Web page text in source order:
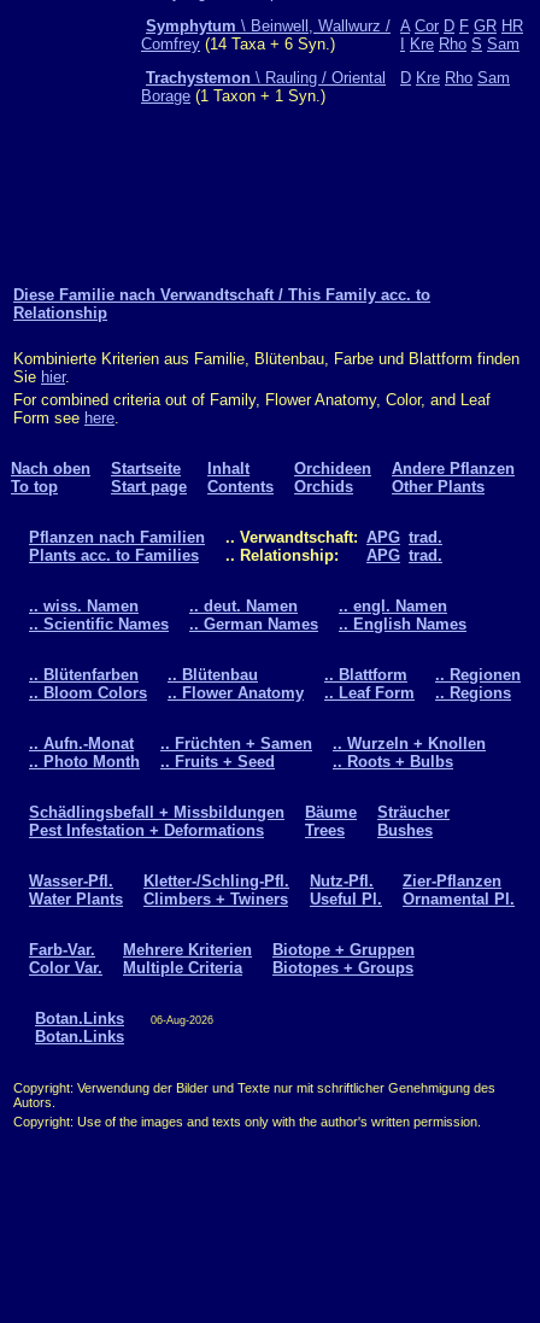
Symphytum \ Beinwell, Wallwurz /
Comfrey (14 Taxa + 6 Syn.)
A Cor D F GR HR
Kre Rho S Sam
Trachystemon \ Rauling / Oriental
Borage (1 Taxon + 1 Syn.)
D Kre Rho Sam
Diese Familie nach Verwandtschaft / This Family acc. to
Relationship
Kombinierte Kriterien aus Familie, Blütenbau, Farbe und Blattform finden
Sie hier.
For combined criteria out of Family, Flower Anatomy, Color, and Leaf
Form see here.
Nach oben
To top
Startseite
Start page
Inhalt
Contents
Orchideen
Orchids
Andere Pflanzen
Other Plants
Pflanzen nach Familien
Plants acc. to Families
.. Verwandtschaft:
.. Relationship:
APG
APG
trad.
trad.
.. wiss. Namen
.. Scientific Names
.. deut. Namen
.. German Names
.. engl. Namen
.. English Names
.. Blütenfarben
.. Bloom Colors
.. Blütenbau
.. Flower Anatomy
.. Blattform
.. Leaf Form
.. Regionen
.. Regions
.. Aufn.-Monat
.. Photo Month
.. Früchten + Samen
.. Fruits + Seed
.. Wurzeln + Knollen
.. Roots + Bulbs
Schädlingsbefall + Missbildungen
Pest Infestation + Deformations
Bäume
Trees
Sträucher
Bushes
Wasser-Pfl.
Water Plants
Kletter-/Schling-Pfl.
Climbers + Twiners
Nutz-Pfl.
Useful Pl.
Zier-Pflanzen
Ornamental Pl.
Farb-Var.
Color Var.
Mehrere Kriterien
Multiple Criteria
Biotope + Gruppen
Biotopes + Groups
Botan.Links
Botan.Links
06-Aug-2026
Copyright: Verwendung der Bilder und Texte nur mit schriftlicher Genehmigung des
Autors.
Copyright: Use of the images and texts only with the author's written permission.